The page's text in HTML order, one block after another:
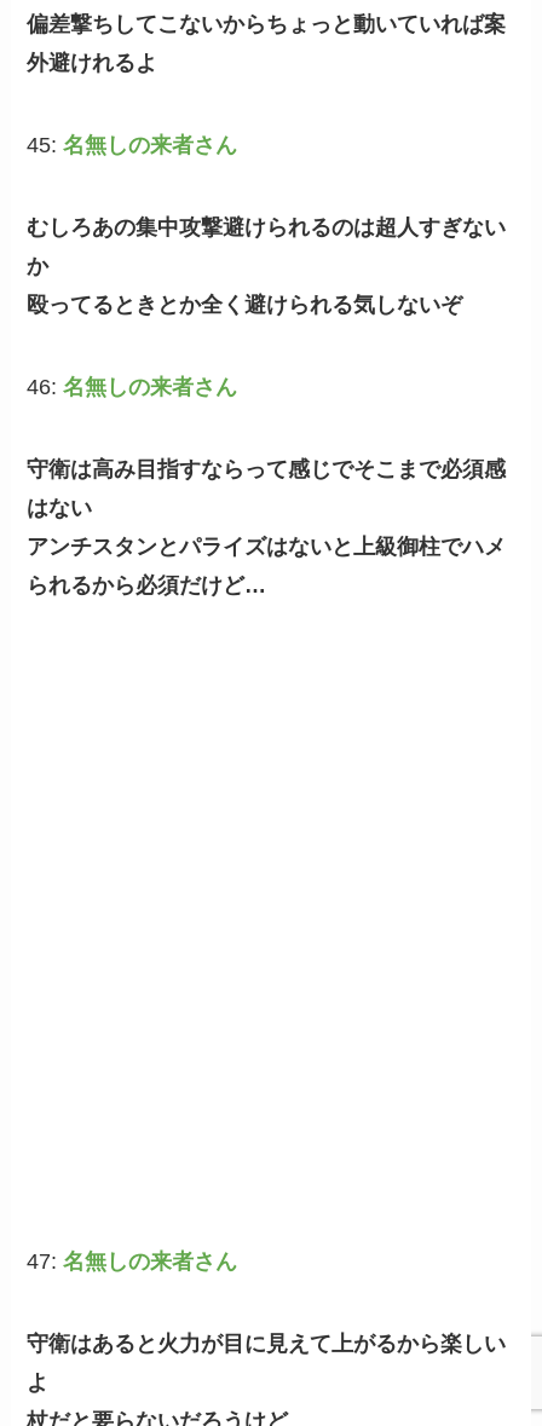
偏差撃ちしてこないからちょっと動いていれば案
外避けれるよ
45:名無しの来者さん
むしろあの集中攻撃避けられるのは超人すぎない
か
殴ってるときとか全く避けられる気しないぞ
46:名無しの来者さん
守衛は高み目指すならって感じでそこまで必須感
はない
アンチスタンとパライズはないと上級御柱でハメ
られるから必須だけど…
47:名無しの来者さん
守衛はあると火力が目に見えて上がるから楽しい
よ